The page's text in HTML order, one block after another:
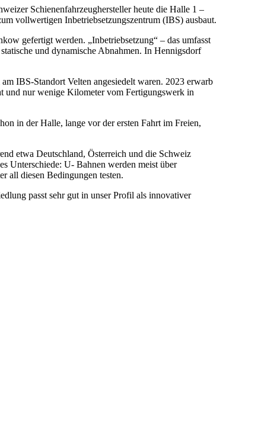
Schienenfahrzeughersteller heute die Halle 1 –
vollwertigen Inbetriebsetzungszentrum (IBS) ausbaut.
gefertigt werden. „Inbetriebsetzung“ – das umfasst
und dynamische Abnahmen. In Hennigsdorf
IBS-Standort Velten angesiedelt waren. 2023 erwarb
und nur wenige Kilometer vom Fertigungswerk in
in der Halle, lange vor der ersten Fahrt im Freien,
etwa Deutschland, Österreich und die Schweiz
Unterschiede: U- Bahnen werden meist über
all diesen Bedingungen testen.
passt sehr gut in unser Profil als innovativer